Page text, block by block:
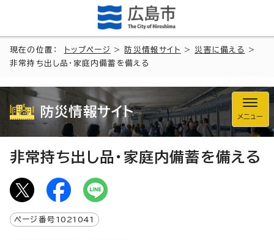
現在の位置： トップページ > 防災情報サイト > 災害に備える
>
非常持ち出し品・家庭内備蓄を備える
防災情報サイト メニュー
非常持ち出し品・家庭内備蓄を備える
ページ番号 1021041